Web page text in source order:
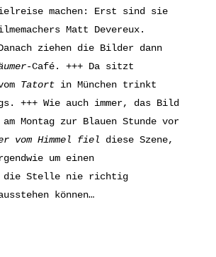
machen: Erst sind sie
Matt Devereux.
ziehen die Bilder dann
-Café. +++ Da sitzt
Tatort in München trinkt
+++ Wie auch immer, das Bild
Montag zur Blauen Stunde vor
vom Himmel fiel diese Szene,
um einen
die Stelle nie richtig
können…